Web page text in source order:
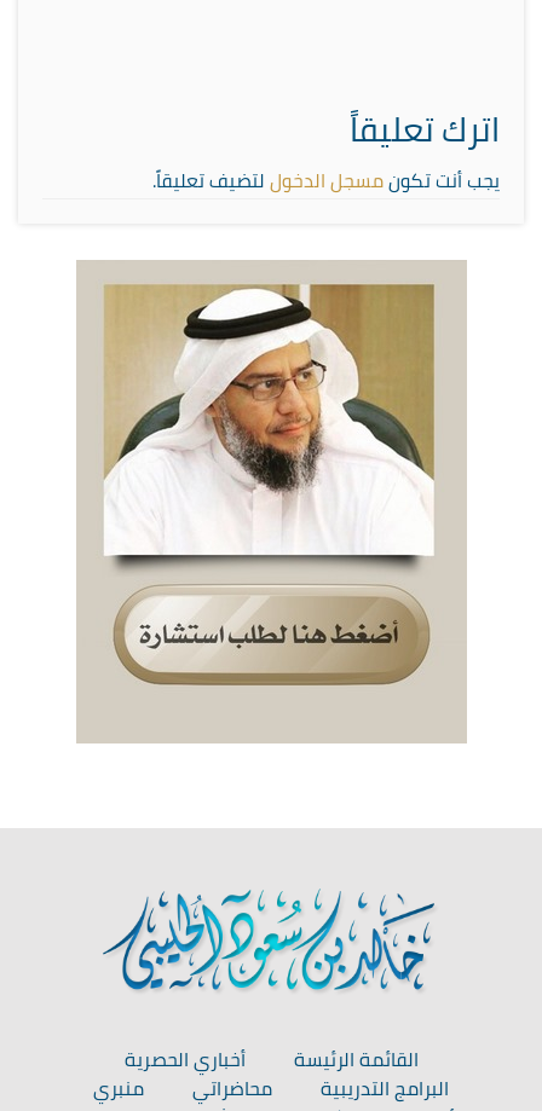
اترك تعليقاً
يجب أنت تكونمسجل الدخوللتضيف تعليقاً.
القائمة الرئيسة
أخباري الحصرية
البرامج التدريبية
محاضراتي
منبري